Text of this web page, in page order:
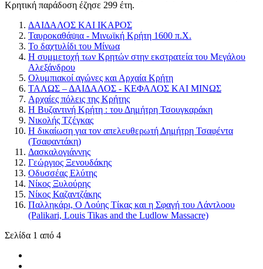
Κρητική παράδοση έζησε 299 έτη.
ΔΑΙΔΑΛΟΣ ΚΑΙ ΙΚΑΡΟΣ
Ταυροκαθάψια - Μινωϊκή Κρήτη 1600 π.Χ.
Το δαχτυλίδι του Μίνωα
Η συμμετοχή των Κρητών στην εκστρατεία του Μεγάλου
Αλεξάνδρου
Ολυμπιακοί αγώνες και Αρχαία Κρήτη
ΤΑΛΩΣ – ΔΑΙΔΑΛΟΣ - ΚΕΦΑΛΟΣ ΚΑΙ ΜΙΝΩΣ
Αρχαίες πόλεις της Κρήτης
Η Βυζαντινή Κρήτη : του Δημήτρη Τσουγκαράκη
Νικολής Τζέγκας
Η δικαίωση για τον απελευθερωτή Δημήτρη Τσαφέντα
(Τσαφαντάκη)
Δασκαλογιάννης
Γεώργιος Ξενουδάκης
Οδυσσέας Ελύτης
Νίκος Ξυλούρης
Νίκος Καζαντζάκης
Παλληκάρι, Ο Λούης Τίκας και η Σφαγή του Λάντλοου
(Palikari, Louis Tikas and the Ludlow Massacre)
Σελίδα 1 από 4